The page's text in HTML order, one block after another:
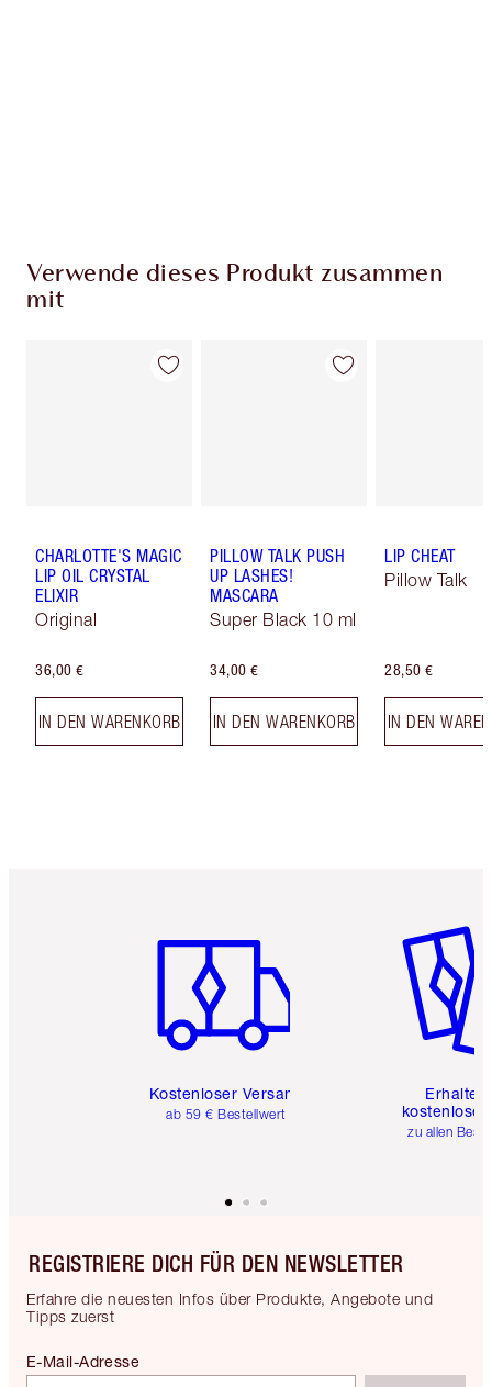
Verwende dieses Produkt zusammen
mit
CHARLOTTE'S MAGIC
LIP OIL CRYSTAL
ELIXIR
Original
36,00 €
IN DEN WARENKORB
PILLOW TALK PUSH
UP LASHES!
MASCARA
Super Black 10 ml
34,00 €
IN DEN WARENKORB
LIP CHEAT
Pillow Talk
28,50 €
IN DEN
Kostenloser Versand
ab 59 € Bestellwert
Erhalte
kostenlose
zu allen
REGISTRIERE DICH FÜR DEN NEWSLETTER
Erfahre die neuesten Infos über Produkte, Angebote und
Tipps zuerst
E-Mail-Adresse